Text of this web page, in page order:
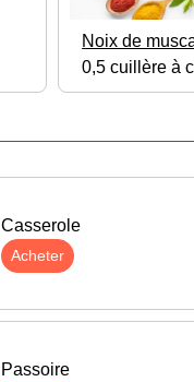
Noix de
0,5 cuillère à
Casserole
Acheter
Passoire